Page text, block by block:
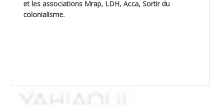
et les associations Mrap, LDH, Acca, Sortir du
colonialisme.